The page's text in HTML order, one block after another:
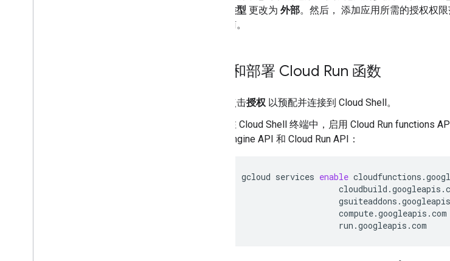
类型 更改为 外部。然后， 添加应用所需的授权权
南。
创建和部署 Cloud Run 函数
点击授权 以预配并连接到 Cloud Shell。
在 Cloud Shell 终端中，启用 Cloud Run functions
Engine API 和 Cloud Run API：
gcloud services enable
compute.googleapis.com